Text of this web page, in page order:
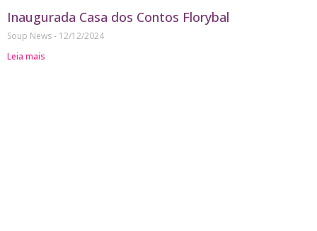
Inaugurada Casa dos Contos Florybal
Soup News
12/12/2024
Leia mais